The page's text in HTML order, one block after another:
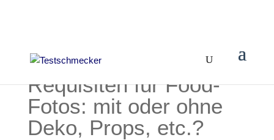
Requisiten für Food-
Fotos: mit oder ohne
Deko, Props, etc.?